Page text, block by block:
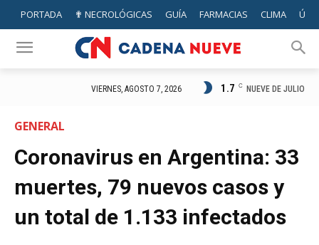
PORTADA ✟ NECROLÓGICAS GUÍA FARMACIAS CLIMA
VIERNES, AGOSTO 7, 2026 1.7 C NUEVE DE JULIO
GENERAL
Coronavirus en Argentina: 33
muertes, 79 nuevos casos y
un total de 1.133 infectados